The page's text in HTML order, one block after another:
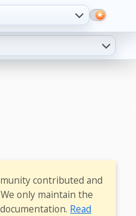
contributed and
only maintain the
Read